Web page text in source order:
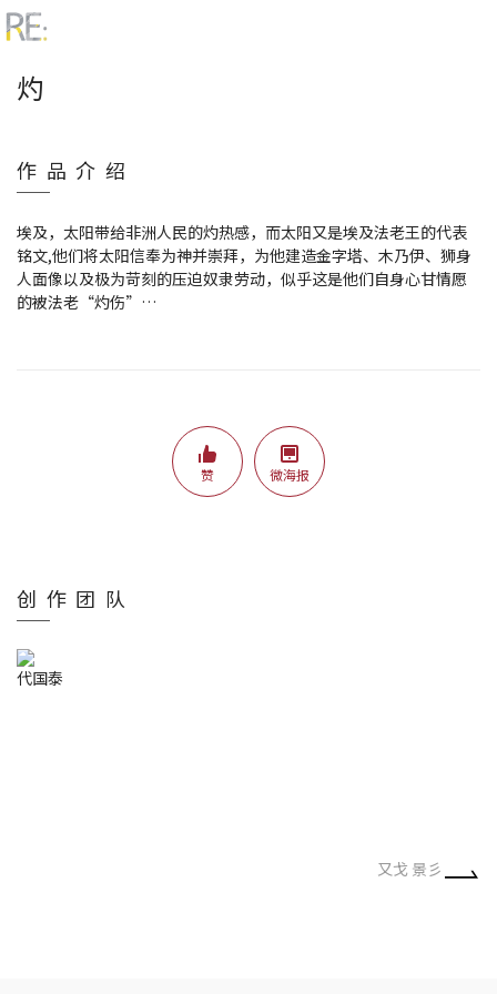
灼
作品介绍
埃及，太阳带给非洲人民的灼热感，而太阳又是埃及法老王的代表
铭文,他们将太阳信奉为神并崇拜，为他建造金字塔、木乃伊、狮身
人面像以及极为苛刻的压迫奴隶劳动，似乎这是他们自身心甘情愿
的被法老“灼伤”…
赞 微海报
创作团队
代国泰
又戈 景彡